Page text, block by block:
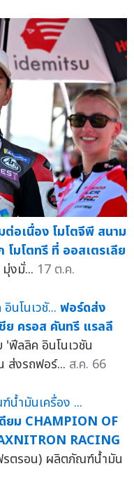
อเนื่อง โมโตจีพี สนาม
มโตทรี ที่ ออสเตรเลีย
งมั่... 17 ต.ค.
ฟอร์ดส่ง
ย ครอส คันทรี แรลลี
ฟีลลิค อินโนเวชัน
ส่งรถฟอร์... ส.ค. 66
ยม CHAMPION OF
RACING
ตรอน) ผลิตภัณฑ์น้ำมัน